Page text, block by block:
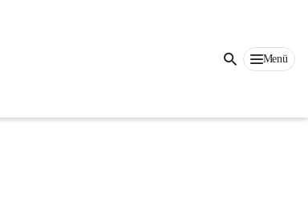
Menü